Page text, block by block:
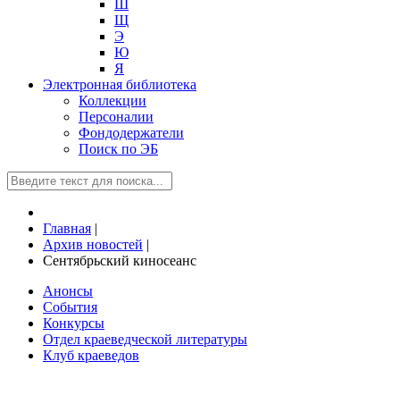
Ш
Щ
Э
Ю
Я
Электронная библиотека
Коллекции
Персоналии
Фондодержатели
Поиск по ЭБ
Главная |
Архив новостей |
Сентябрьский киносеанс
Анонсы
События
Конкурсы
Отдел краеведческой литературы
Клуб краеведов